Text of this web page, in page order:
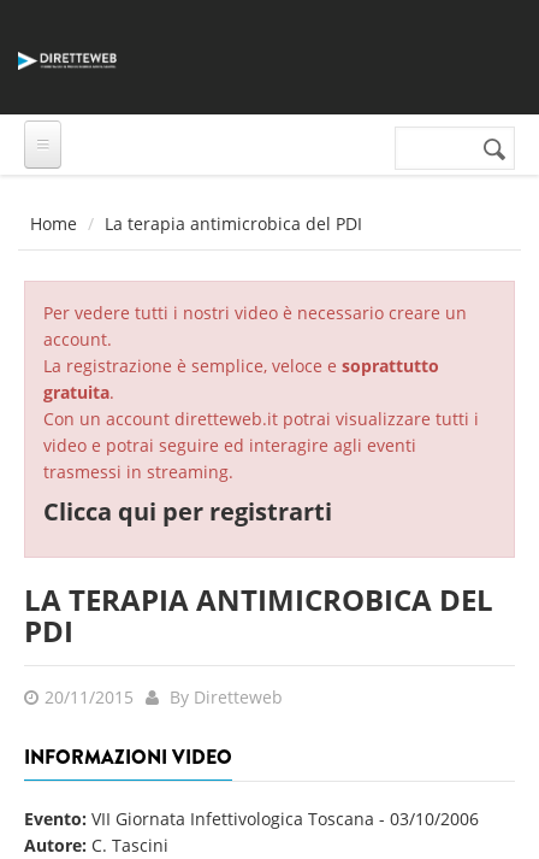
Form di
Cerca nel sito
Home La terapia antimicrobica del PDI
Per vedere tutti i nostri video è necessario creare un
account.
La registrazione è semplice, veloce e soprattutto
gratuita.
Con un account diretteweb.it potrai visualizzare tutti i
video e potrai seguire ed interagire agli eventi
trasmessi in streaming.
Clicca qui per registrarti
LA TERAPIA ANTIMICROBICA DEL
PDI
20/11/2015 By Diretteweb
INFORMAZIONI VIDEO
Evento: VII Giornata Infettivologica Toscana - 03/10/2006
Autore: C. Tascini